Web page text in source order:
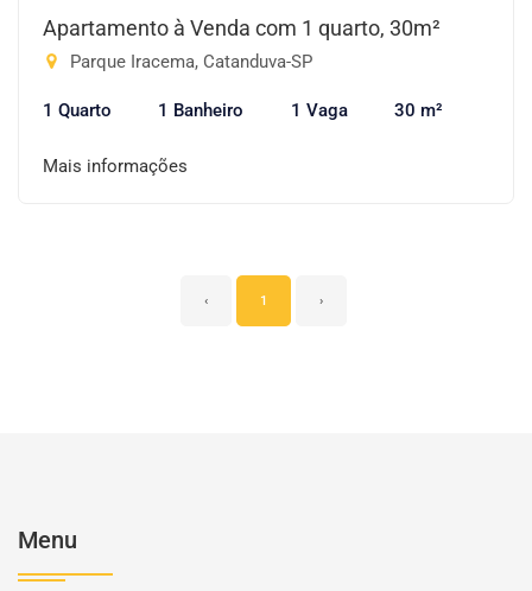
Apartamento à Venda com 1 quarto, 30m²
Parque Iracema, Catanduva-SP
1 Quarto 1 Banheiro 1 Vaga 30 m²
Mais informações
‹ 1 ›
Menu